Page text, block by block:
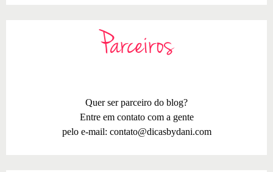
Parceiros
Quer ser parceiro do blog?
Entre em contato com a gente
pelo e-mail: contato@dicasbydani.com